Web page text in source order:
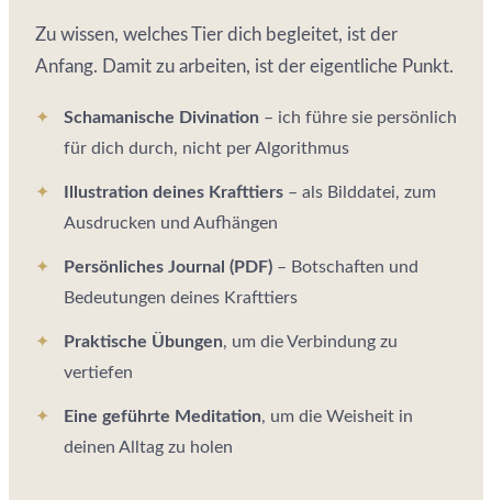
Zu wissen, welches Tier dich begleitet, ist der
Anfang. Damit zu arbeiten, ist der eigentliche Punkt.
Schamanische Divination – ich führe sie persönlich
für dich durch, nicht per Algorithmus
Illustration deines Krafttiers – als Bilddatei, zum
Ausdrucken und Aufhängen
Persönliches Journal (PDF) – Botschaften und
Bedeutungen deines Krafttiers
Praktische Übungen, um die Verbindung zu
vertiefen
Eine geführte Meditation, um die Weisheit in
deinen Alltag zu holen